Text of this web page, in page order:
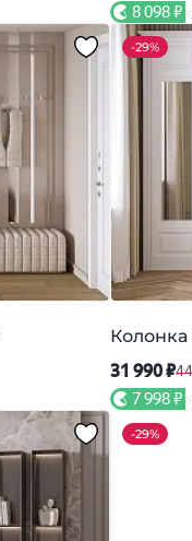
8 098 ₽
-29%
31 990 ₽
7 998 ₽
-29%